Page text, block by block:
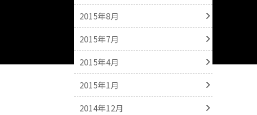
2015年8月
2015年7月
2015年4月
2015年1月
2014年12月